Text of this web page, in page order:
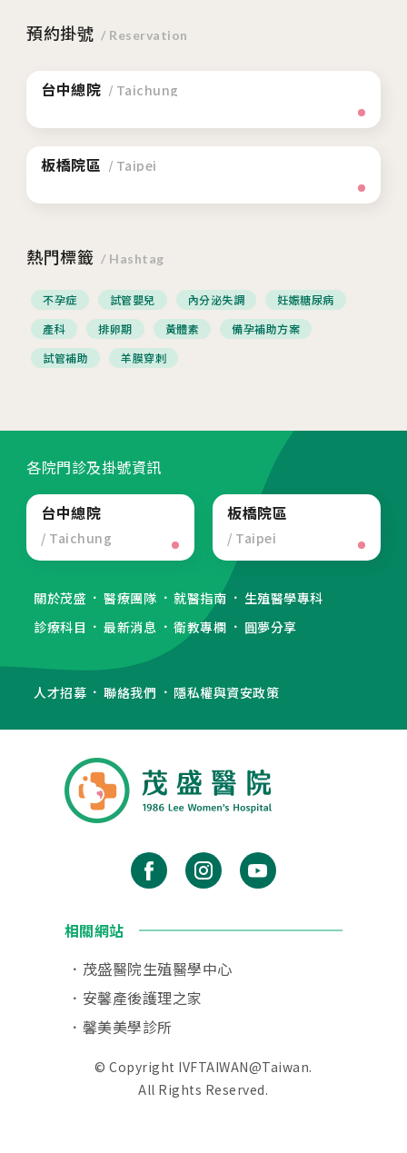
預約掛號 / Reservation
台中總院 / Taichung
板橋院區 / Taipei
熱門標籤 / Hashtag
不孕症 試管嬰兒 內分泌失調
妊娠糖尿病
產科
排卵期 黃體素
備孕補助方案
試管補助
羊膜穿刺
各院門診及掛號資訊
台中總院
/ Taichung
板橋院區
/ Taipei
關於茂盛 醫療團隊 就醫指南
生殖醫學專科
診療科目
最新消息 衛教專欄 圓夢分享
人才招募 聯絡我們 隱私權與資安政策
相關網站
茂盛醫院生殖醫學中心
安馨產後護理之家
馨美美學診所
© Copyright IVFTAIWAN@Taiwan.
All Rights Reserved.